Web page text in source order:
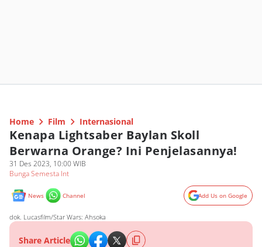
Home Film Internasional
Kenapa Lightsaber Baylan Skoll
Berwarna Orange? Ini Penjelasannya!
31 Des 2023, 10:00 WIB
Bunga Semesta Int
News Channel Add Us on Google
dok. Lucasfilm/Star Wars: Ahsoka
Share Article